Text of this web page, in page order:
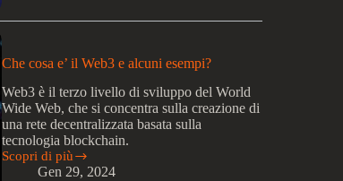
le
implicazioni
legali
metaverso?
Che cosa e’ il Web3 e alcuni esempi?
Web3 è il terzo livello di sviluppo del World
Wide Web, che si concentra sulla creazione di
una rete decentralizzata basata sulla
tecnologia blockchain.
Scopri di più
Che
Gen 29, 2024